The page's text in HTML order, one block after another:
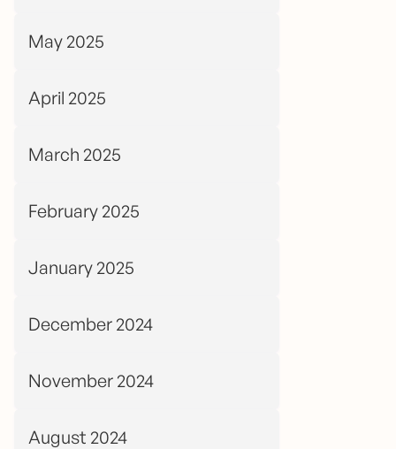
May 2025
April 2025
March 2025
February 2025
January 2025
December 2024
November 2024
August 2024